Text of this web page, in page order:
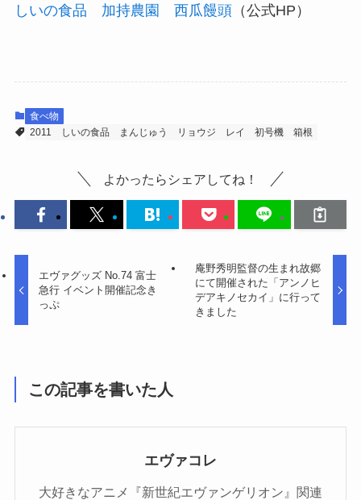
しいの食品 加持農園 西瓜饅頭（公式HP）
食べ物
2011
しいの食品 まんじゅう リョウジ レイ 初号機 箱根
よかったらシェアしてね！
エヴァグッズ No.74 富士
急行 イベント開催記念き
っぷ
庵野秀明監督の生まれ故郷
にて開催された「アンノヒ
デアキノセカイ」に行って
きました
この記事を書いた人
エヴァコレ
大好きなアニメ『新世紀エヴァンゲリオン』関連